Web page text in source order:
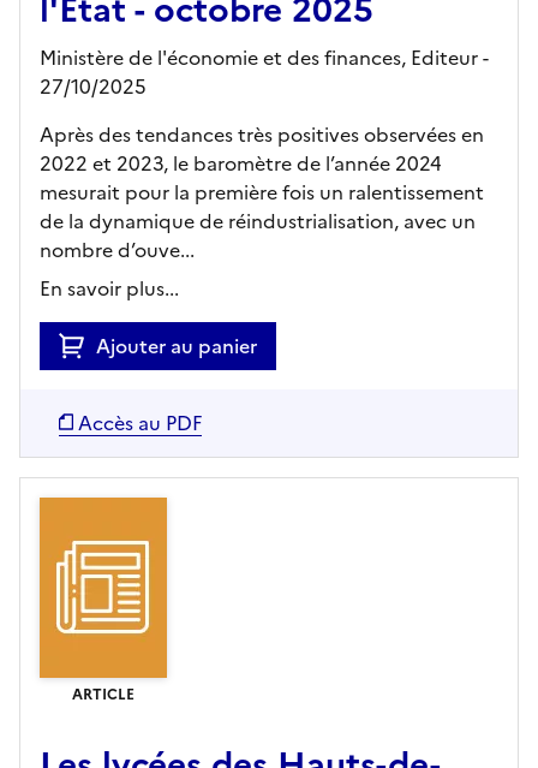
Ministère de l'économie et des finances, Editeur-
27/10/2025
Après des tendances très positives observées en
2022 et 2023, le baromètre de l’année 2024
mesurait pour la première fois un ralentissement
de la dynamique de réindustrialisation, avec un
nombre d’ouve...
En savoir plus...
Ajouter au panier
Accès au PDF
ARTICLE